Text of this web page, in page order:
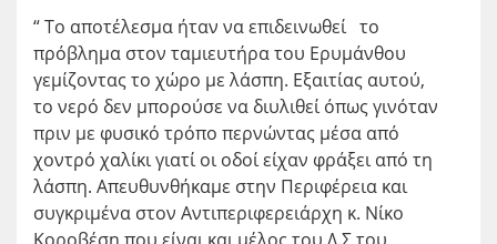
“ Το αποτέλεσμα ήταν να επιδεινωθεί το
πρόβλημα στον ταμιευτήρα του Ερυμάνθου
γεμίζοντας το χώρο με λάσπη. Εξαιτίας αυτού,
το νερό δεν μπορούσε να διυλιθεί όπως γινόταν
πριν με φυσικό τρόπο περνώντας μέσα από
χοντρό χαλίκι γιατί οι οδοί είχαν φράξει από τη
λάσπη. Απευθυνθήκαμε στην Περιφέρεια και
συγκριμένα στον Aντιπεριφερειάρχη κ. Νίκο